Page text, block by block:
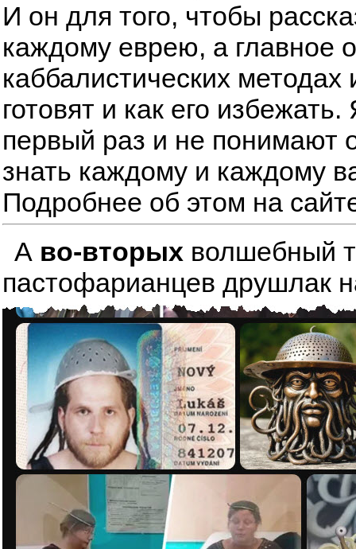
И он для того, чтобы
каждому еврею, а главное
каббалистических
готовят и как его
первый раз и не понимают
знать каждому и каждому
Подробнее об этом на
А во-вторых волшебный
пастофарианцев друшлак